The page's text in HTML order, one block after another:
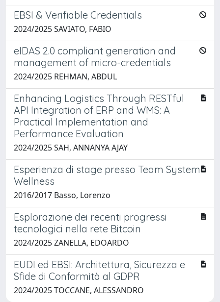
EBSI & Verifiable Credentials
2024/2025 SAVIATO, FABIO
eIDAS 2.0 compliant generation and
management of micro-credentials
2024/2025 REHMAN, ABDUL
Enhancing Logistics Through RESTful
API Integration of ERP and WMS: A
Practical Implementation and
Performance Evaluation
2024/2025 SAH, ANNANYA AJAY
Esperienza di stage presso Team System
Wellness
2016/2017 Basso, Lorenzo
Esplorazione dei recenti progressi
tecnologici nella rete Bitcoin
2024/2025 ZANELLA, EDOARDO
EUDI ed EBSI: Architettura, Sicurezza e
Sfide di Conformità al GDPR
2024/2025 TOCCANE, ALESSANDRO